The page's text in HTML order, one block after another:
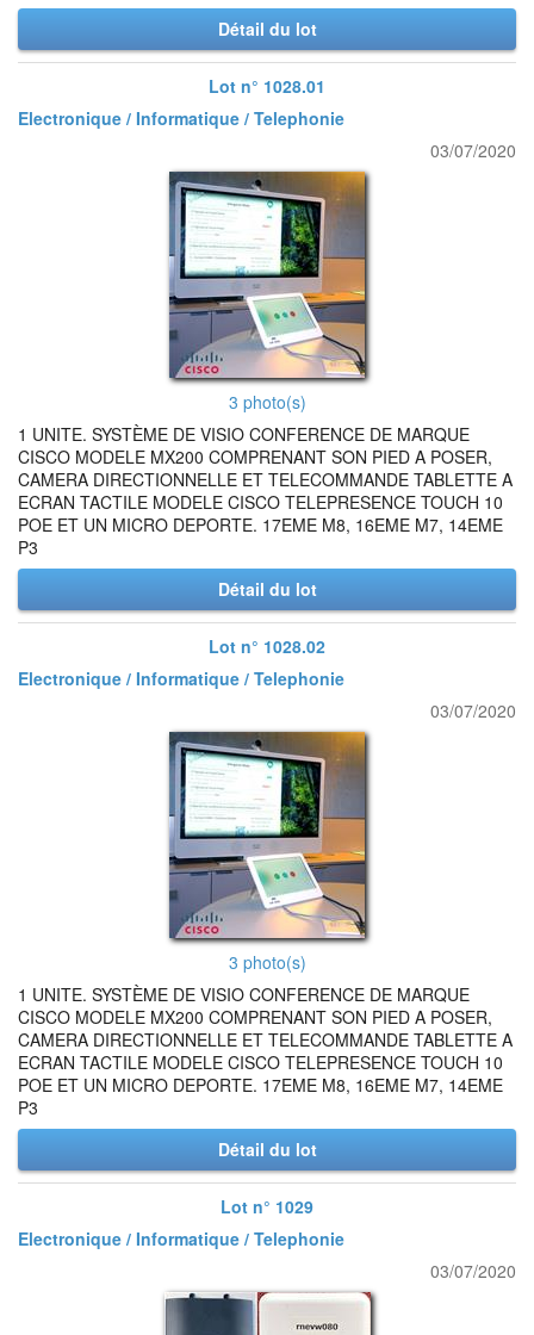
Détail du lot
Lot n° 1028.01
Electronique / Informatique / Telephonie
03/07/2020
3 photo(s)
1 UNITE. SYSTÈME DE VISIO CONFERENCE DE MARQUE
CISCO MODELE MX200 COMPRENANT SON PIED A POSER,
CAMERA DIRECTIONNELLE ET TELECOMMANDE TABLETTE A
ECRAN TACTILE MODELE CISCO TELEPRESENCE TOUCH 10
POE ET UN MICRO DEPORTE. 17EME M8, 16EME M7, 14EME
P3
Détail du lot
Lot n° 1028.02
Electronique / Informatique / Telephonie
03/07/2020
3 photo(s)
1 UNITE. SYSTÈME DE VISIO CONFERENCE DE MARQUE
CISCO MODELE MX200 COMPRENANT SON PIED A POSER,
CAMERA DIRECTIONNELLE ET TELECOMMANDE TABLETTE A
ECRAN TACTILE MODELE CISCO TELEPRESENCE TOUCH 10
POE ET UN MICRO DEPORTE. 17EME M8, 16EME M7, 14EME
P3
Détail du lot
Lot n° 1029
Electronique / Informatique / Telephonie
03/07/2020